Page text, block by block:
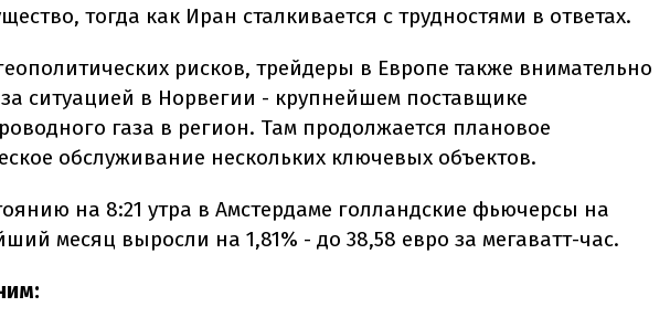
тогда как Иран сталкивается с трудностями в ответах.
рисков, трейдеры в Европе также внимательно
за ситуацией в Норвегии - крупнейшем поставщике
газа в регион. Там продолжается плановое
обслуживание нескольких ключевых объектов.
на 8:21 утра в Амстердаме голландские фьючерсы на
месяц выросли на 1,81% - до 38,58 евро за мегаватт-час.